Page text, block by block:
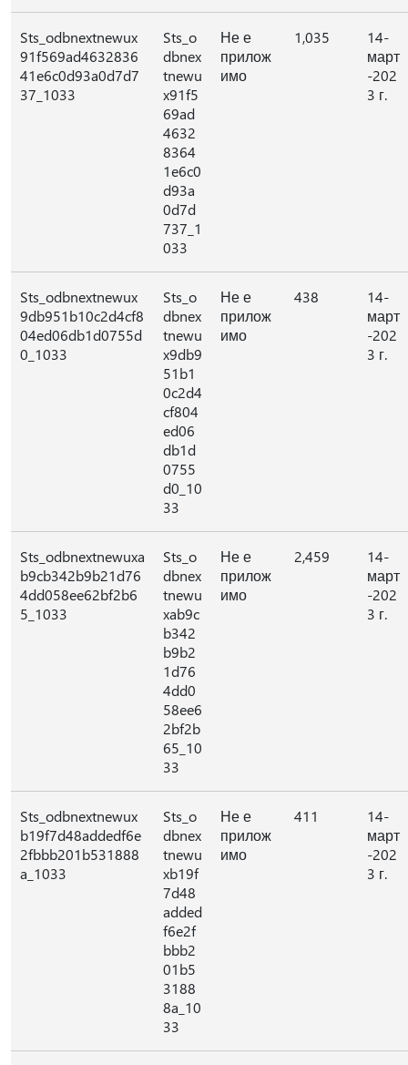
Sts_odbnextnewux
91f569ad4632836
41e6c0d93a0d7d7
37_1033
Sts_o
dbnex
tnewu
x91f5
69ad
4632
8364
1e6c0
d93a
0d7d
737_1
033
Не е
прилож
имо
1,035
14-
март
-202
3 г.
Sts_odbnextnewux
9db951b10c2d4cf8
04ed06db1d0755d
0_1033
Sts_o
dbnex
tnewu
x9db9
51b1
0c2d4
cf804
ed06
db1d
0755
d0_10
33
Не е
прилож
имо
438
14-
март
-202
3 г.
Sts_odbnextnewuxa
b9cb342b9b21d76
4dd058ee62bf2b6
5_1033
Sts_o
dbnex
tnewu
xab9c
b342
b9b2
1d76
4dd0
58ee6
2bf2b
65_10
33
Не е
прилож
имо
2,459
14-
март
-202
3 г.
Sts_odbnextnewux
b19f7d48addedf6e
2fbbb201b531888
a_1033
Sts_o
dbnex
tnewu
xb19f
7d48
added
f6e2f
bbb2
01b5
3188
8a_10
33
Не е
прилож
имо
411
14-
март
-202
3 г.